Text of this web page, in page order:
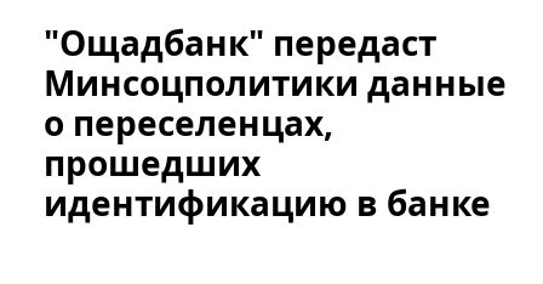
"Ощадбанк" передаст
Минсоцполитики данные
о переселенцах,
прошедших
идентификацию в банке